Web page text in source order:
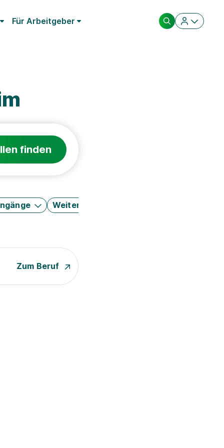
Für Arbeitgeber
finden
Weitere Filter
Zum Beruf